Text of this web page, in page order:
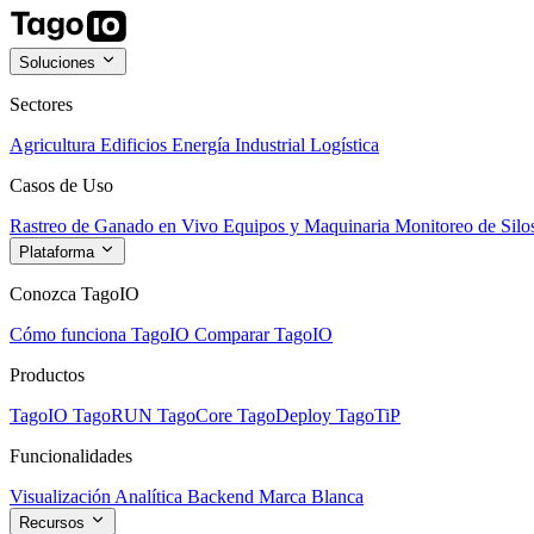
Soluciones
Sectores
Agricultura Edificios Energía Industrial Logística
Casos de Uso
Rastreo de Ganado en Vivo Equipos y Maquinaria Monitoreo de
Plataforma
Conozca TagoIO
Cómo funciona TagoIO Comparar TagoIO
Productos
TagoIO TagoRUN TagoCore TagoDeploy TagoTiP
Funcionalidades
Visualización Analítica Backend Marca Blanca
Recursos